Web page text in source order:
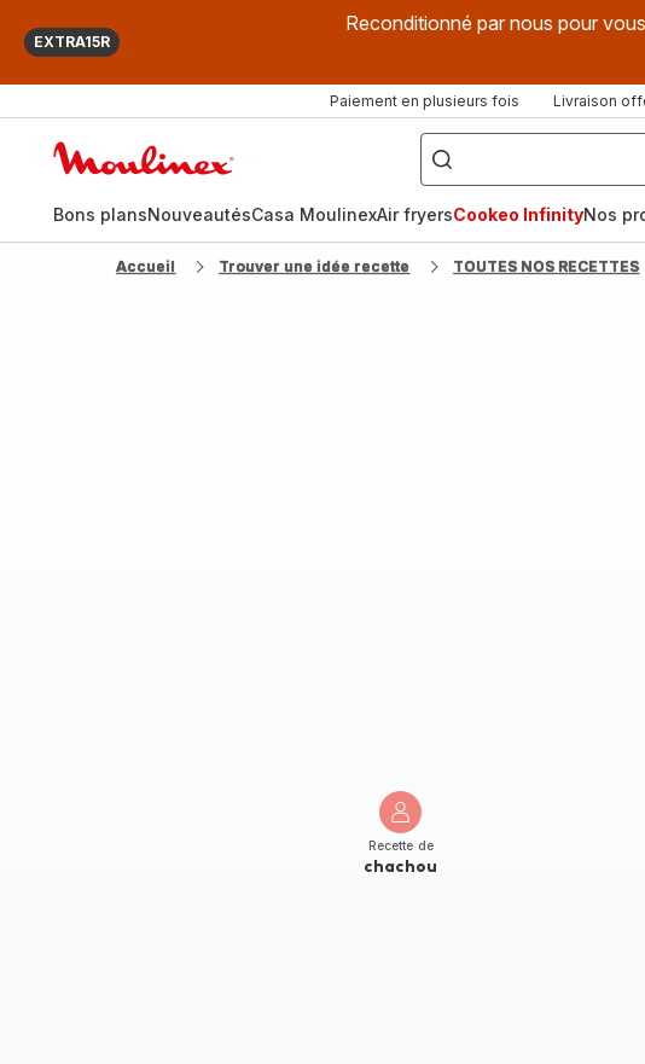
EXTRA15R
Reconditionné par nous pour
Paiement en plusieurs fois Livraison
["Que
recherchez-
vous
?",
fryer",
"Companion"]
Bons plansNouveautésCasa MoulinexAir fryersCookeo InfinityNos
Accueil Trouver une idée recette TOUTES NOS RECETTES
Recette de
chachou